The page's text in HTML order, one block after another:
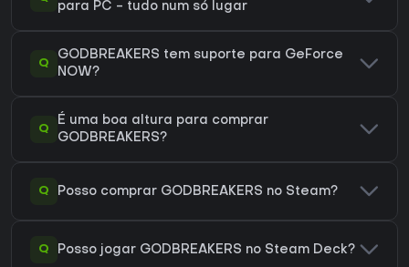
para PC - tudo num só lugar
Q
GODBREAKERS tem suporte para GeForce
NOW?
Q
É uma boa altura para comprar
GODBREAKERS?
Q Posso comprar GODBREAKERS no Steam?
Q Posso jogar GODBREAKERS no Steam Deck?